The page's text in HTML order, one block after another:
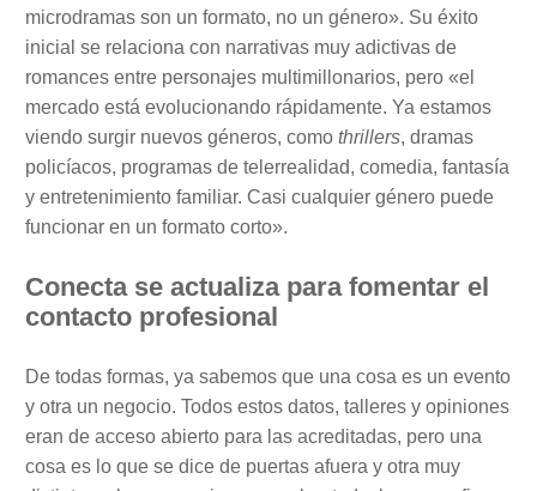
microdramas son un formato, no un género». Su éxito
inicial se relaciona con narrativas muy adictivas de
romances entre personajes multimillonarios, pero «el
mercado está evolucionando rápidamente. Ya estamos
viendo surgir nuevos géneros, como thrillers, dramas
policíacos, programas de telerrealidad, comedia, fantasía
y entretenimiento familiar. Casi cualquier género puede
funcionar en un formato corto».
Conecta se actualiza para fomentar el
contacto profesional
De todas formas, ya sabemos que una cosa es un evento
y otra un negocio. Todos estos datos, talleres y opiniones
eran de acceso abierto para las acreditadas, pero una
cosa es lo que se dice de puertas afuera y otra muy